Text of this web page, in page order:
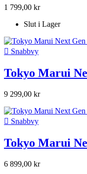
1 799,00 kr
Slut i Lager
 Snabbvy
Tokyo Marui
9 299,00 kr
 Snabbvy
Tokyo Marui
6 899,00 kr